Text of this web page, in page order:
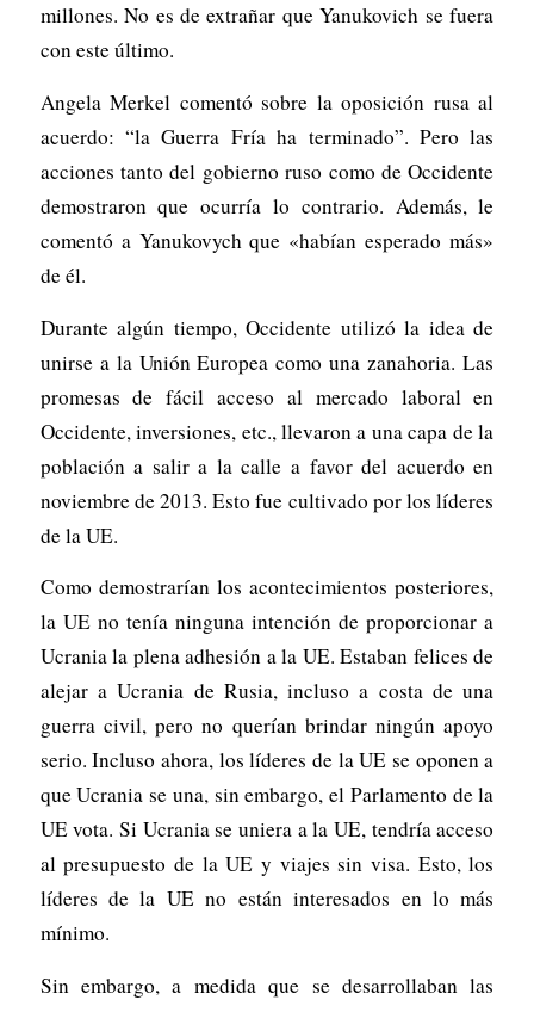
millones. No es de extrañar que Yanukovich se fuera
con este último.
Angela Merkel comentó sobre la oposición rusa al
acuerdo: “la Guerra Fría ha terminado”. Pero las
acciones tanto del gobierno ruso como de Occidente
demostraron que ocurría lo contrario. Además, le
comentó a Yanukovych que «habían esperado más»
de él.
Durante algún tiempo, Occidente utilizó la idea de
unirse a la Unión Europea como una zanahoria. Las
promesas de fácil acceso al mercado laboral en
Occidente, inversiones, etc., llevaron a una capa de la
población a salir a la calle a favor del acuerdo en
noviembre de 2013. Esto fue cultivado por los líderes
de la UE.
Como demostrarían los acontecimientos posteriores,
la UE no tenía ninguna intención de proporcionar a
Ucrania la plena adhesión a la UE. Estaban felices de
alejar a Ucrania de Rusia, incluso a costa de una
guerra civil, pero no querían brindar ningún apoyo
serio. Incluso ahora, los líderes de la UE se oponen a
que Ucrania se una, sin embargo, el Parlamento de la
UE vota. Si Ucrania se uniera a la UE, tendría acceso
al presupuesto de la UE y viajes sin visa. Esto, los
líderes de la UE no están interesados en lo más
mínimo.
Sin embargo, a medida que se desarrollaban las